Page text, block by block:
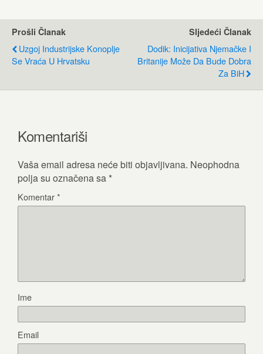
Prošli Članak
Uzgoj Industrijske Konoplje
Se Vraća U Hrvatsku
Sljedeći Članak
Dodik: Inicijativa Njemačke I
Britanije Može Da Bude Dobra
Za BiH
Komentariši
Vaša email adresa neće biti objavljivana. Neophodna
polja su označena sa *
Komentar*
Ime
Email